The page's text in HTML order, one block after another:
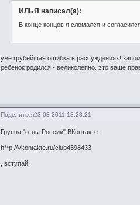
ИЛЬЯ написал(а):
В конце концов я сломался и
уже грубейшая ошибка в рассуждениях!
ребенок родился - великолепно. это ваше
Поделиться23-03-2011 18:28:21
Группа "отцы России" ВКонтакте:
h**p://vkontakte.ru/club4398433
, вступай.